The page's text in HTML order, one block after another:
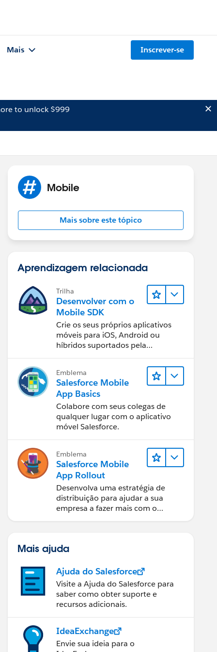
Mais Inscrever-se
to unlock $999
Mobile
Mais sobre este tópico
Aprendizagem relacionada
Trilha
Desenvolver com o
Mobile SDK
Crie os seus próprios aplicativos
móveis para iOS, Android ou
híbridos suportados pela
Emblema
Salesforce Mobile
App Basics
Colabore com seus colegas de
qualquer lugar com o aplicativo
móvel Salesforce.
Emblema
Salesforce Mobile
App Rollout
Desenvolva uma estratégia de
distribuição para ajudar a sua
empresa a fazer mais com o
Mais ajuda
Ajuda do Salesforce
Visite a Ajuda do Salesforce para
saber como obter suporte e
recursos adicionais.
IdeaExchange
Envie sua ideia para o